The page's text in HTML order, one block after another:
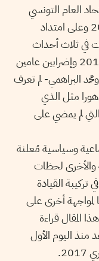
العام التونسي
للشغل بحكومتي الترويكا أواخر سنة 2012 وعلى امتداد
-التي تكثفت في ثلاث أحداث
كبرى: مهاجمة مقر الاتحاد في 4 ديسمبر 2012 وإضرابين عامين
البراهمي- لم تعرف
بحكومات ما بعد 2013 تدهورا مثل الذي
لم يمضي على
وسياسية مُعلنة
والأخرى لحظات
القيادة
أخرى على
المقال قراءة
منذ اليوم الأول